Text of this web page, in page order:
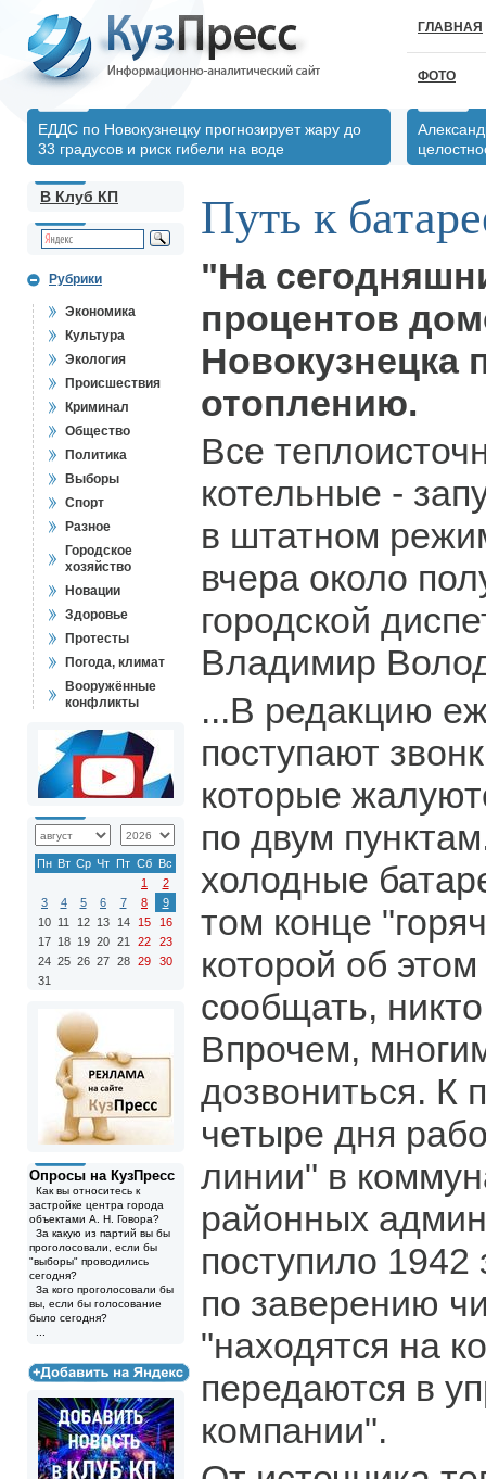
ГЛАВНАЯ
ФОТО
ЕДДС по Новокузнецку прогнозирует жару до
33 градусов и риск гибели на воде
В Клуб КП
Рубрики
Экономика
Культура
Экология
Происшествия
Криминал
Общество
Политика
Выборы
Спорт
Разное
Городское
хозяйство
Новации
Здоровье
Протесты
Погода, климат
Вооружённые
конфликты
Пн Вт Ср Чт Пт Сб Вс
1
2
3
4 5 6 7 8
9
10 11 12 13 14 15
16
17 18 19 20 21 22
23
24 25 26 27 28 29
30
31
Опросы на КузПресс
Как вы относитесь к
застройке центра города
объектами А. Н. Говора?
За какую из партий вы бы
проголосовали, если бы
"выборы" проводились
сегодня?
За кого проголосовали бы
вы, если бы голосование
было сегодня?
Путь к
"На
процентов
Новокузнецка
отоплению.
Все
котельные -
в штатном
вчера около
городской
Владимир
...В редакцию
поступают
которые
по двум
холодные
том конце
которой об
сообщать,
Впрочем,
дозвониться. К
четыре дня
линии" в
районных
поступило 1942
по заверению
"находятся на
передаются в
компании".